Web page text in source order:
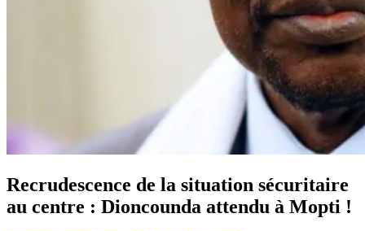
Recrudescence de la situation sécuritaire
au centre : Dioncounda attendu à Mopti !